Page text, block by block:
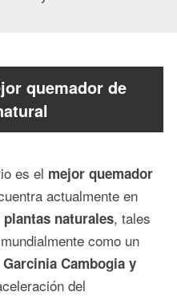
quemador de
es el mejor quemador
actualmente en
naturales, tales
como un
Garcinia Cambogia y
del